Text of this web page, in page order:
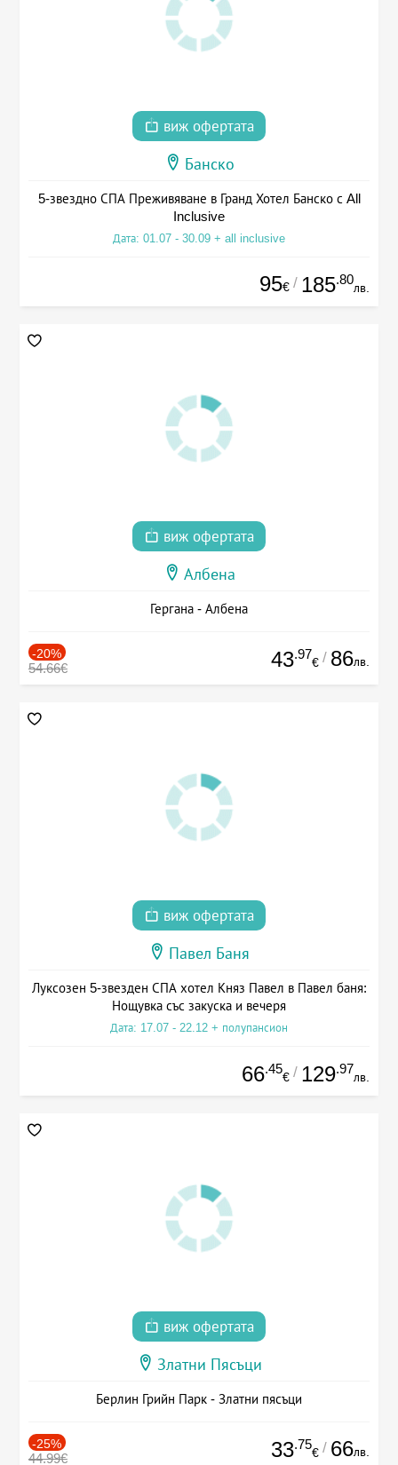
виж офертата
Банско
5-звездно СПА Преживяване в Гранд Хотел Банско с All
Inclusive
Дата: 01.07 - 30.09 + all inclusive
95€ / 185.80
лв.
виж офертата
Албена
Гергана - Албена
-20%
54.66€ 43.97
€ / 86лв.
виж офертата
Павел Баня
Луксозен 5-звезден СПА хотел Княз Павел в Павел баня:
Нощувка със закуска и вечеря
Дата: 17.07 - 22.12 + полупансион
66.45
€ / 129.97
лв.
виж офертата
Златни Пясъци
Берлин Грийн Парк - Златни пясъци
-25%
44.99€ 33.75
€ / 66лв.